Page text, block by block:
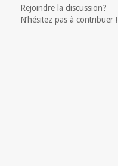
Rejoindre la discussion?
N’hésitez pas à contribuer !